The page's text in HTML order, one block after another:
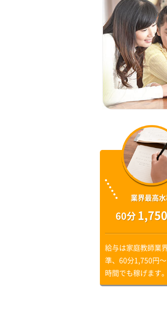
業界最高水
60分 1,750
給与は家庭教師業
準、60分1,750円
時間でも稼げます。